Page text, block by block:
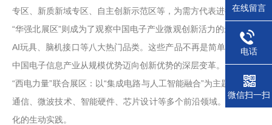
专区、新质新域专区、自主创新示范区等，为需方代表进行针对性的
“华强北展区”则成为了观察中国电子产业微观创新活力的最佳窗口
AI玩具、脑机接口等八大热门品类。这些产品不再是简单的功能堆
中国电子信息产业从规模优势迈向创新优势的深层变革。
“西电力量”联合展区：以“集成电路与人工智能融合”为主题，集中
通信、微波技术、智能硬件、芯片设计等多个前沿领域。同时，12
化的生动实践。
在线留言
电话
微信扫一扫